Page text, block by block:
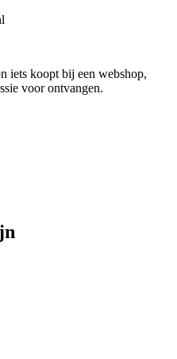
iets koopt bij een webshop,
voor ontvangen.